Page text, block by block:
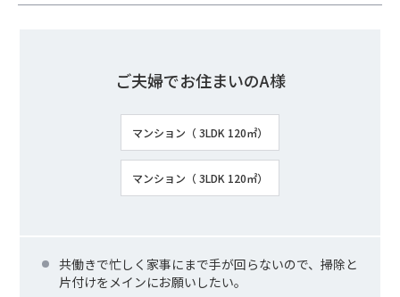
ご夫婦でお住まいのA様
マンション（ 3LDK 120㎡）
マンション（ 3LDK 120㎡）
共働きで忙しく家事にまで手が回らないので、掃除と
片付けをメインにお願いしたい。